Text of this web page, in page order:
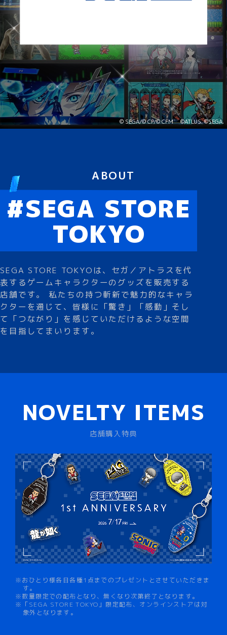
© SEGA/© CP/© CFM ©ATLUS. ©SEGA.
ABOUT
#SEGA STORE
TOKYO
SEGA STORE TOKYOは、セガ／アトラスを代
表するゲームキャラクターのグッズを販売する
店舗です。 私たちの持つ斬新で魅力的なキャラ
クターを通じて、皆様に「驚き」「感動」そし
て「つながり」を感じていただけるような空間
を目指してまいります。
NOVELTY ITEMS
店舗購入特典
※おひとり様各日各種1点までのプレゼントとさせていただきま
す。
※数量限定での配布となり、無くなり次第終了となります。
※「SEGA STORE TOKYO」限定配布、オンラインストアは対
象外となります。